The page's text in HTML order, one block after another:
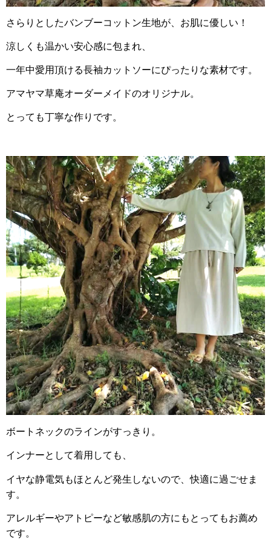
さらりとしたバンブーコットン生地が、お肌に優しい！
涼しくも温かい安心感に包まれ、
一年中愛用頂ける長袖カットソーにぴったりな素材です。
アマヤマ草庵オーダーメイドのオリジナル。
とっても丁寧な作りです。
ボートネックのラインがすっきり。
インナーとして着用しても、
イヤな静電気もほとんど発生しないので、快適に過ごせま
す。
アレルギーやアトピーなど敏感肌の方にもとってもお薦め
です。